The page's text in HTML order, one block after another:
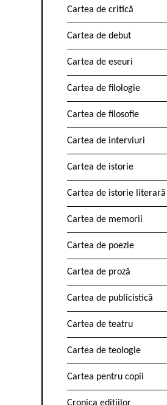
Cartea de critică
Cartea de debut
Cartea de eseuri
Cartea de filologie
Cartea de filosofie
Cartea de interviuri
Cartea de istorie
Cartea de istorie literară
Cartea de memorii
Cartea de poezie
Cartea de proză
Cartea de publicistică
Cartea de teatru
Cartea de teologie
Cartea pentru copii